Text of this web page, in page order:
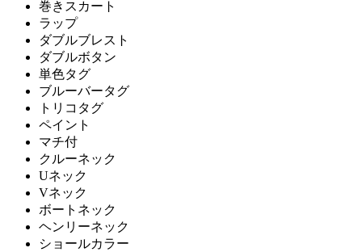
巻きスカート
ラップ
ダブルブレスト
ダブルボタン
単色タグ
ブルーバータグ
トリコタグ
ペイント
マチ付
クルーネック
Uネック
Vネック
ボートネック
ヘンリーネック
ショールカラー